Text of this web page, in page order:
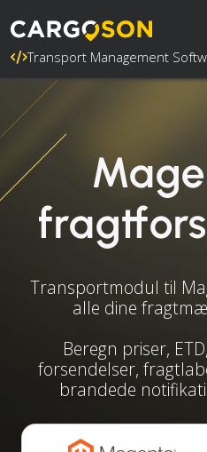
Transport Management
Transportmodul til
alle dine
Beregn priser,
forsendelser,
brandede